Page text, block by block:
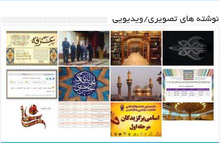
نوشته های تصویری/ویدیویی